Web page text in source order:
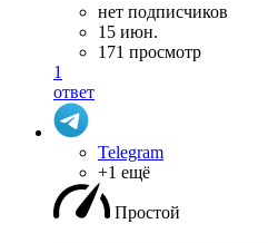
нет подписчиков
15 июн.
171 просмотр
1
ответ
Telegram
+1 ещё
Простой